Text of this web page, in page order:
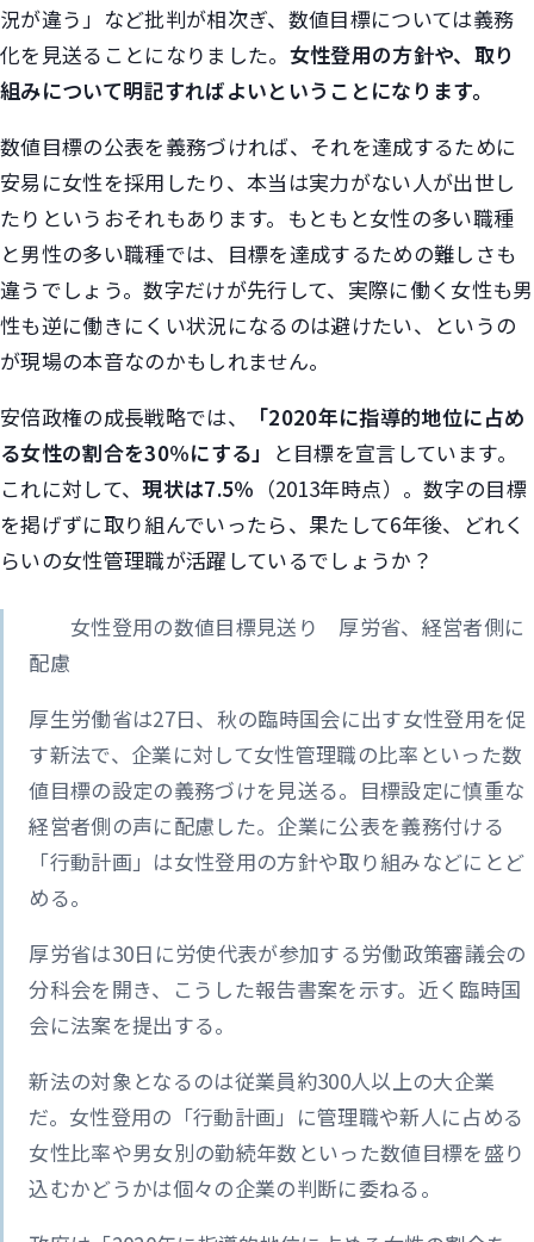
況が違う」など批判が相次ぎ、数値目標については義務
化を見送ることになりました。 女性登用の方針や、取り
組みについて明記すればよいということになります。
数値目標の公表を義務づければ、それを達成するために
安易に女性を採用したり、本当は実力がない人が出世し
たりというおそれもあります。もともと女性の多い職種
と男性の多い職種では、目標を達成するための難しさも
違うでしょう。数字だけが先行して、実際に働く女性も男
性も逆に働きにくい状況になるのは避けたい、というの
が現場の本音なのかもしれません。
安倍政権の成長戦略では、
「2020年に指導的地位に占め
る女性の割合を30％にする」 と目標を宣言しています。
これに対して、現状は7.5％ （2013年時点）。数字の目標
を掲げずに取り組んでいったら、果たして6年後、どれく
らいの女性管理職が活躍しているでしょうか？
女性登用の数値目標見送り 厚労省、経営者側に
配慮
厚生労働省は27日、秋の臨時国会に出す女性登用を促
す新法で、企業に対して女性管理職の比率といった数
値目標の設定の義務づけを見送る。目標設定に慎重な
経営者側の声に配慮した。企業に公表を義務付ける
「行動計画」は女性登用の方針や取り組みなどにとど
める。
厚労省は30日に労使代表が参加する労働政策審議会の
分科会を開き、こうした報告書案を示す。近く臨時国
会に法案を提出する。
新法の対象となるのは従業員約300人以上の大企業
だ。女性登用の「行動計画」に管理職や新人に占める
女性比率や男女別の勤続年数といった数値目標を盛り
込むかどうかは個々の企業の判断に委ねる。